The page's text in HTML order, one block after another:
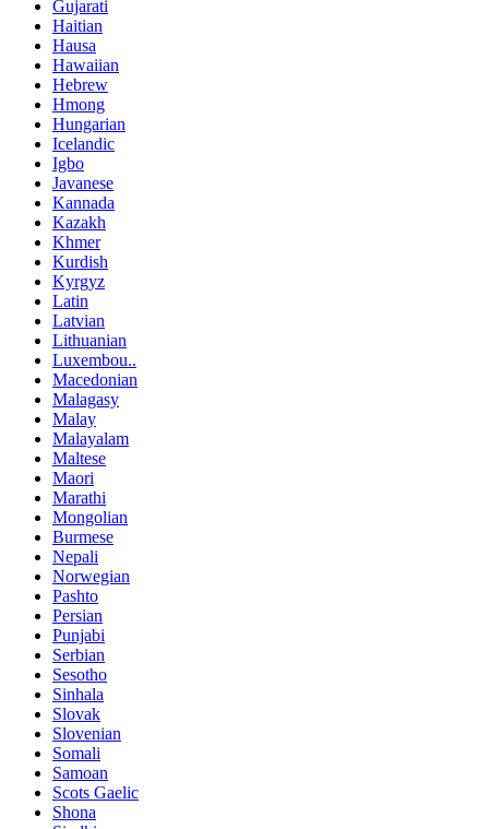
Gujarati
Haitian
Hausa
Hawaiian
Hebrew
Hmong
Hungarian
Icelandic
Igbo
Javanese
Kannada
Kazakh
Khmer
Kurdish
Kyrgyz
Latin
Latvian
Lithuanian
Luxembou..
Macedonian
Malagasy
Malay
Malayalam
Maltese
Maori
Marathi
Mongolian
Burmese
Nepali
Norwegian
Pashto
Persian
Punjabi
Serbian
Sesotho
Sinhala
Slovak
Slovenian
Somali
Samoan
Scots Gaelic
Shona